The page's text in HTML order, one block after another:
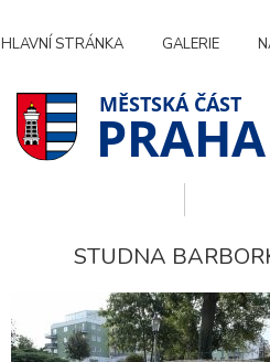
HLAVNÍ STRÁNKA GALERIE
MĚSTSKÁ ČÁST
STUDNA